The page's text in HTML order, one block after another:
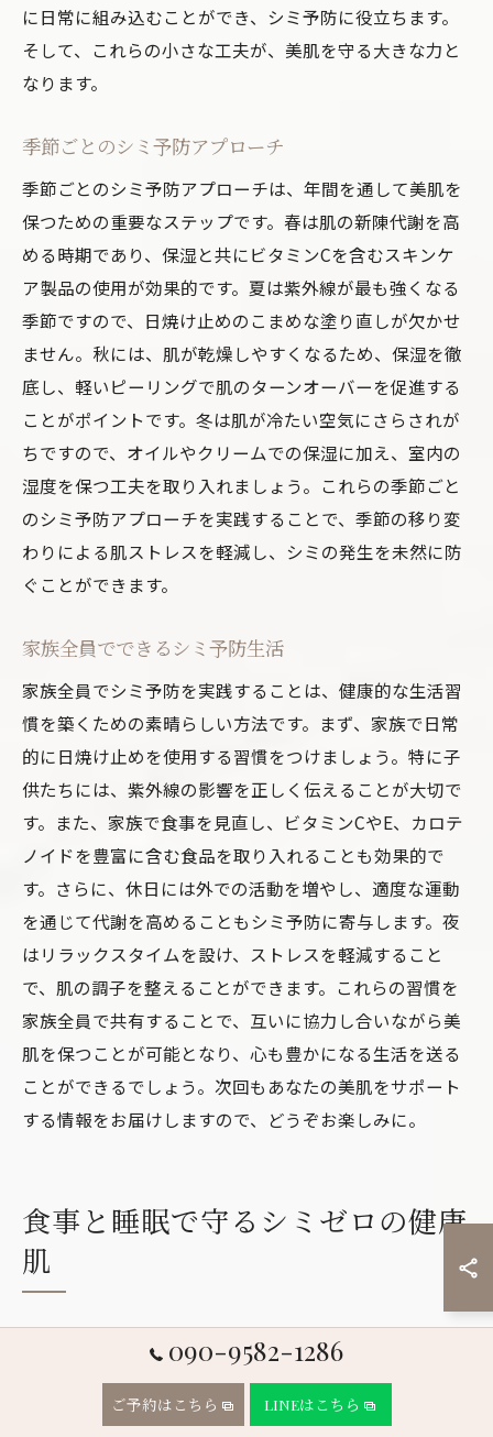
に日常に組み込むことができ、シミ予防に役立ちます。
そして、これらの小さな工夫が、美肌を守る大きな力と
なります。
季節ごとのシミ予防アプローチ
季節ごとのシミ予防アプローチは、年間を通して美肌を
保つための重要なステップです。春は肌の新陳代謝を高
める時期であり、保湿と共にビタミンCを含むスキンケ
ア製品の使用が効果的です。夏は紫外線が最も強くなる
季節ですので、日焼け止めのこまめな塗り直しが欠かせ
ません。秋には、肌が乾燥しやすくなるため、保湿を徹
底し、軽いピーリングで肌のターンオーバーを促進する
ことがポイントです。冬は肌が冷たい空気にさらされが
ちですので、オイルやクリームでの保湿に加え、室内の
湿度を保つ工夫を取り入れましょう。これらの季節ごと
のシミ予防アプローチを実践することで、季節の移り変
わりによる肌ストレスを軽減し、シミの発生を未然に防
ぐことができます。
家族全員でできるシミ予防生活
家族全員でシミ予防を実践することは、健康的な生活習
慣を築くための素晴らしい方法です。まず、家族で日常
的に日焼け止めを使用する習慣をつけましょう。特に子
供たちには、紫外線の影響を正しく伝えることが大切で
す。また、家族で食事を見直し、ビタミンCやE、カロテ
ノイドを豊富に含む食品を取り入れることも効果的で
す。さらに、休日には外での活動を増やし、適度な運動
を通じて代謝を高めることもシミ予防に寄与します。夜
はリラックスタイムを設け、ストレスを軽減すること
で、肌の調子を整えることができます。これらの習慣を
家族全員で共有することで、互いに協力し合いながら美
肌を保つことが可能となり、心も豊かになる生活を送る
ことができるでしょう。次回もあなたの美肌をサポート
する情報をお届けしますので、どうぞお楽しみに。
食事と睡眠で守るシミゼロの健康
肌
シミ予防に役立つ栄養素と食品
シミの予防には、日々の食事から必要な栄養素をしっか
りと摂取することが欠かせません。特にビタミンCは、
090-9582-1286
ご予約はこちら LINEはこちら